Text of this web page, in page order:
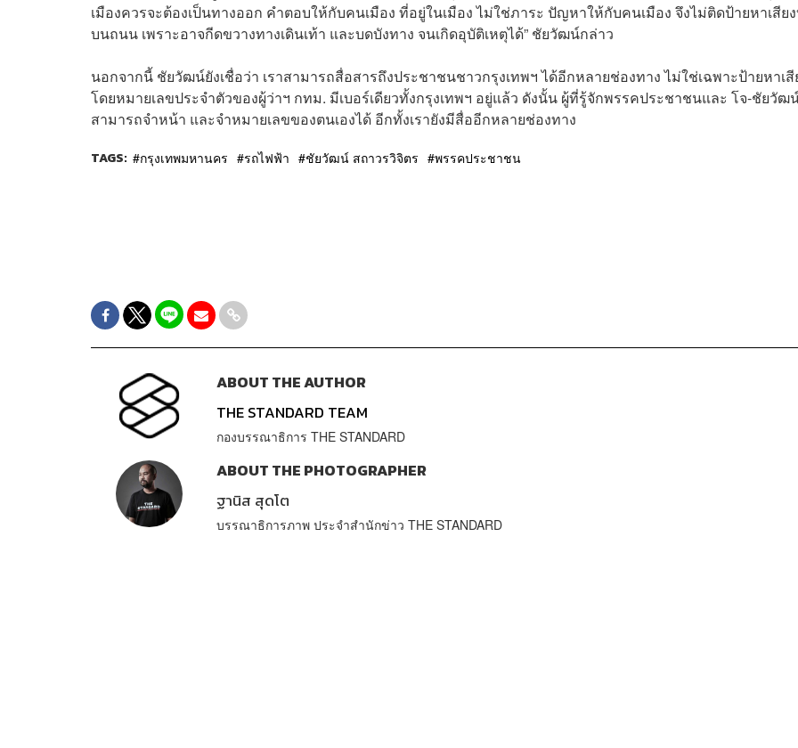
เมืองควรจะต้องเป็นทางออก คําตอบให้กับคนเมือง ที่อยู่ในเมือง ไม่ใช่ภาระ ปัญหาให้กับคนเมือง จึงไม่ติดป้ายหาเสีย
บนถนน เพราะอาจกีดขวางทางเดินเท้า และบดบังทาง จนเกิดอุบัติเหตุได้” ชัยวัฒน์กล่าว
นอกจากนี้ ชัยวัฒน์ยังเชื่อว่า เราสามารถสื่อสารถึงประชาชนชาวกรุงเทพฯ ได้อีกหลายช่องทาง ไม่ใช่เฉพาะป้ายหาเสี
โดยหมายเลขประจำตัวของผู้ว่าฯ กทม. มีเบอร์เดียวทั้งกรุงเทพฯ อยู่แล้ว ดังนั้น ผู้ที่รู้จักพรรคประชาชนและ โจ-ชัยวัฒ
สามารถจำหน้า และจำหมายเลขของตนเองได้ อีกทั้งเรายังมีสื่ออีกหลายช่องทาง
TAGS: กรุงเทพมหานคร รถไฟฟ้า ชัยวัฒน์ สถาวรวิจิตร พรรคประชาชน
ABOUT THE AUTHOR
THE STANDARD TEAM
กองบรรณาธิการ THE STANDARD
ABOUT THE PHOTOGRAPHER
ฐานิส สุดโต
บรรณาธิการภาพ ประจำสำนักข่าว THE STANDARD